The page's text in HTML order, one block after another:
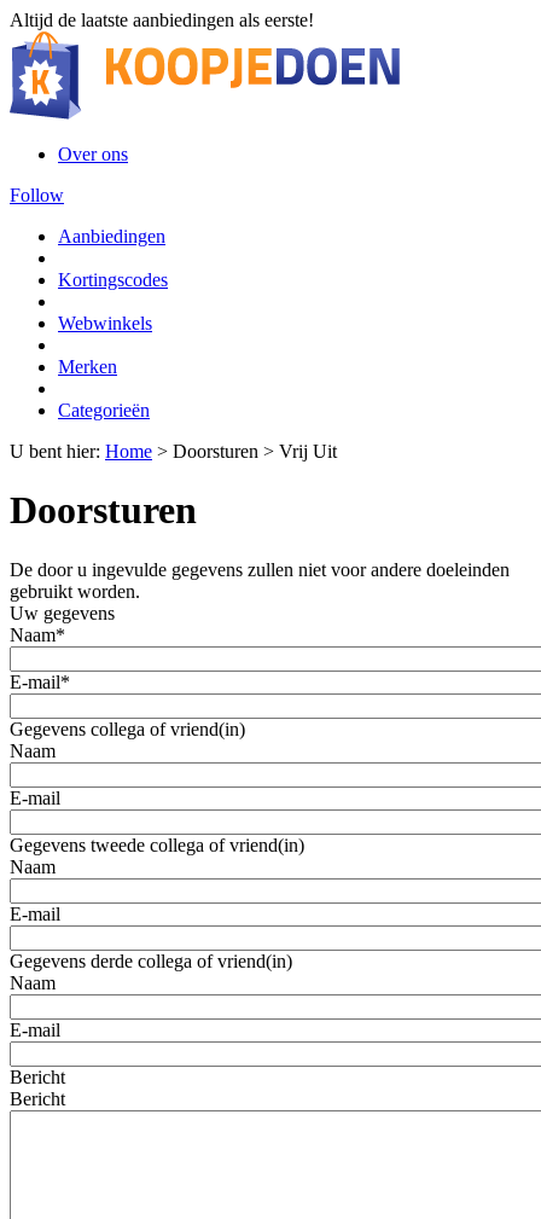
Altijd de laatste aanbiedingen als eerste!
Over ons
Follow
Aanbiedingen
Kortingscodes
Webwinkels
Merken
Categorieën
U bent hier: Home > Doorsturen > Vrij Uit
Doorsturen
De door u ingevulde gegevens zullen niet voor andere doeleinden
gebruikt worden.
Uw gegevens
Naam*
E-mail*
Gegevens collega of vriend(in)
Naam
E-mail
Gegevens tweede collega of vriend(in)
Naam
E-mail
Gegevens derde collega of vriend(in)
Naam
E-mail
Bericht
Bericht